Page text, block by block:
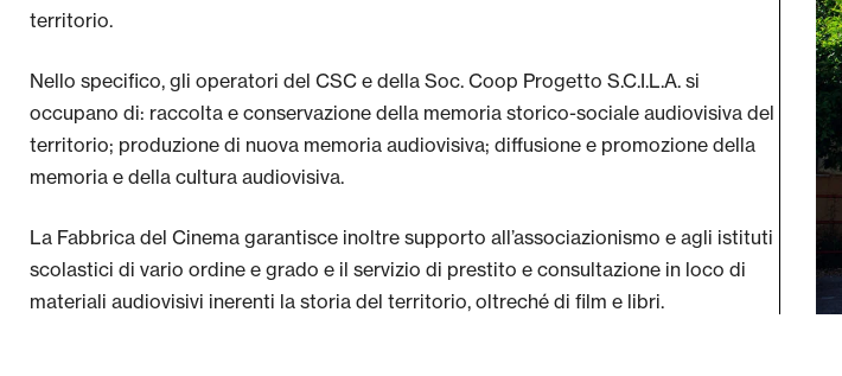
territorio.
Nello specifico, gli operatori del CSC e della Soc. Coop Progetto S.C.I.L.A. si
occupano di: raccolta e conservazione della memoria storico-sociale audiovisiva del
territorio; produzione di nuova memoria audiovisiva; diffusione e promozione della
memoria e della cultura audiovisiva.
La Fabbrica del Cinema garantisce inoltre supporto all’associazionismo e agli istituti
scolastici di vario ordine e grado e il servizio di prestito e consultazione in loco di
materiali audiovisivi inerenti la storia del territorio, oltreché di film e libri.